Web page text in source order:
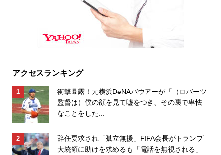
アクセスランキング
衝撃暴露！元横浜DeNAバウアーが「（ロバーツ
監督は）僕の顔を見て嘘をつき、その裏で卑怯
なことをした...
辞任要求され「孤立無援」FIFA会長がトランプ
大統領に助けを求めるも「電話を無視される」